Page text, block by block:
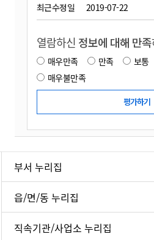
최근수정일 2019-07-22
열람하신 정보에 대해 만족
매우만족 만족 보통
매우불만족
부서 누리집
읍/면/동 누리집
직속기관/사업소 누리집